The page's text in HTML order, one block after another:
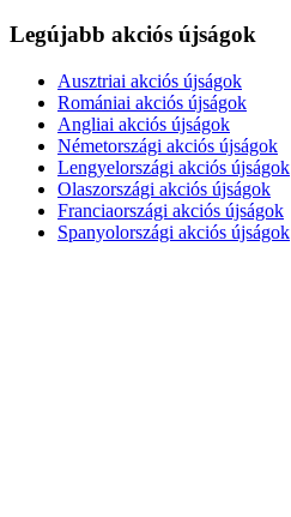
Legújabb akciós újságok
Ausztriai akciós újságok
Romániai akciós újságok
Angliai akciós újságok
Németországi akciós újságok
Lengyelországi akciós újságok
Olaszországi akciós újságok
Franciaországi akciós újságok
Spanyolországi akciós újságok